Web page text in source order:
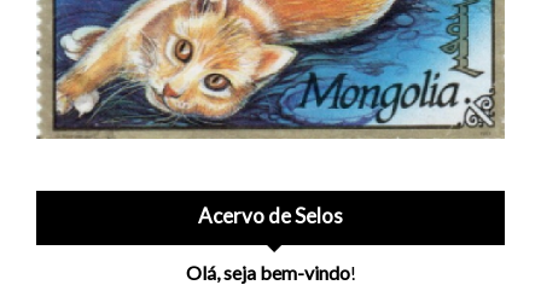
Acervo de Selos
Olá, seja bem-vindo!